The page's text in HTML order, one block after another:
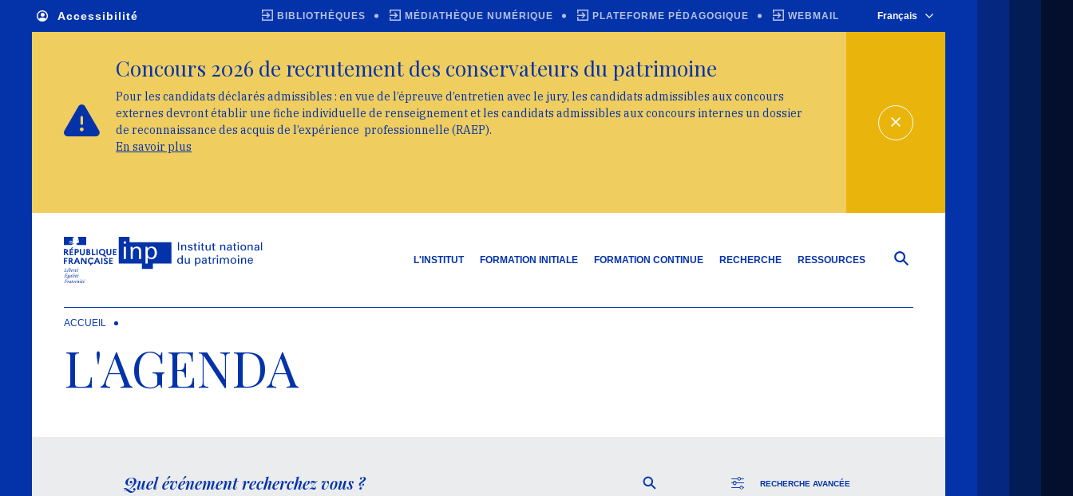
L'INSTITUT FORMATION INITIALE FORMATION CONTINUE RECHERCHE RESSOURCES
Accessibilité BIBLIOTHÈQUES MÉDIATHÈQUE NUMÉRIQUE PLATEFORME PÉDAGOGIQUE WEBMAIL Français
Concours 2026 de recrutement des conservateurs du patrimoine
Pour les candidats déclarés admissibles : en vue de l’épreuve d’entretien avec le jury, les candidats admissibles aux concours
externes devront établir une fiche individuelle de renseignement et les candidats admissibles aux concours internes un dossier
de reconnaissance des acquis de l’expérience professionnelle (RAEP).
En savoir plus
ACCUEIL
L'AGENDA
RECHERCHE AVANCÉE